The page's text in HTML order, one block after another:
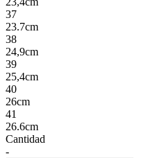
37
23.7cm
38
24,9cm
39
25,4cm
40
26cm
41
26.6cm
Cantidad
-